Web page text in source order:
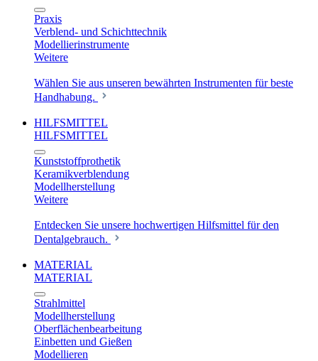
Praxis
Verblend- und Schichttechnik
Modellierinstrumente
Weitere
Wählen Sie aus unseren bewährten Instrumenten für beste
Handhabung.
HILFSMITTEL
HILFSMITTEL
Kunststoffprothetik
Keramikverblendung
Modellherstellung
Weitere
Entdecken Sie unsere hochwertigen Hilfsmittel für den
Dentalgebrauch.
MATERIAL
MATERIAL
Strahlmittel
Modellherstellung
Oberflächenbearbeitung
Einbetten und Gießen
Modellieren